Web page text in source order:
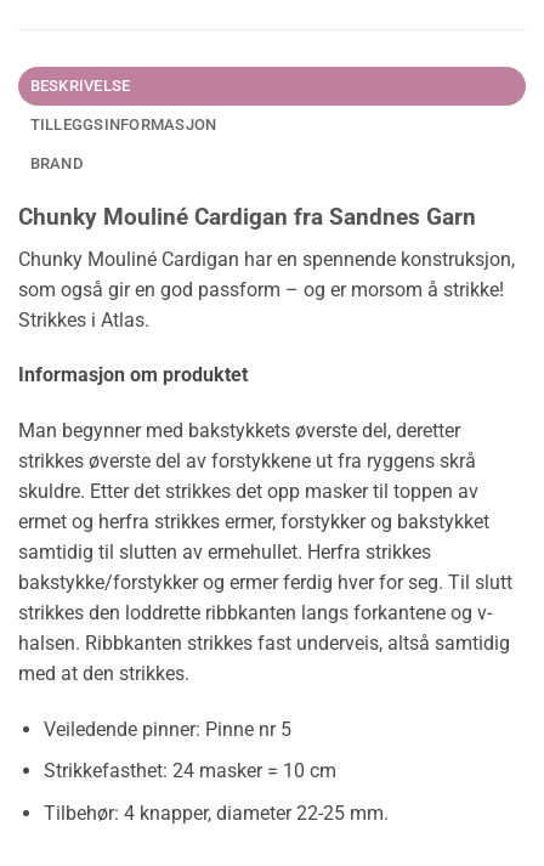
BESKRIVELSE
TILLEGGSINFORMASJON
BRAND
Chunky Mouliné Cardigan fra Sandnes Garn
Chunky Mouliné Cardigan har en spennende konstruksjon,
som også gir en god passform – og er morsom å strikke!
Strikkes i Atlas.
Informasjon om produktet
Man begynner med bakstykkets øverste del, deretter
strikkes øverste del av forstykkene ut fra ryggens skrå
skuldre. Etter det strikkes det opp masker til toppen av
ermet og herfra strikkes ermer, forstykker og bakstykket
samtidig til slutten av ermehullet. Herfra strikkes
bakstykke/forstykker og ermer ferdig hver for seg. Til slutt
strikkes den loddrette ribbkanten langs forkantene og v-
halsen. Ribbkanten strikkes fast underveis, altså samtidig
med at den strikkes.
Veiledende pinner: Pinne nr 5
Strikkefasthet: 24 masker = 10 cm
Tilbehør: 4 knapper, diameter 22-25 mm.